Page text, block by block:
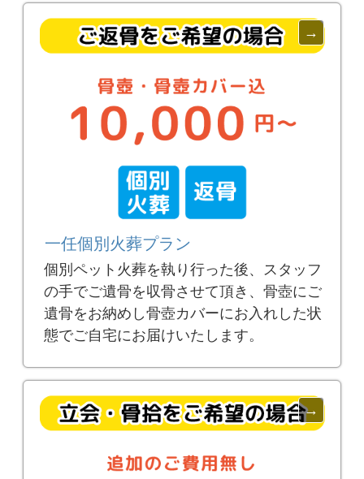
一任個別火葬プラン
個別ペット火葬を執り行った後、スタッフ
の手でご遺骨を収骨させて頂き、骨壺にご
遺骨をお納めし骨壺カバーにお入れした状
態でご自宅にお届けいたします。